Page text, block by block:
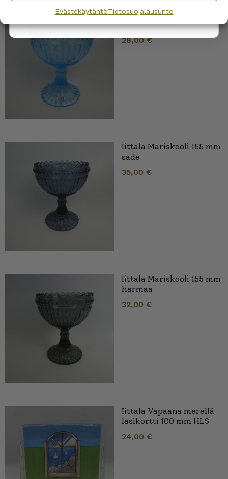
EvästekäytäntöTietosuojalausunto
Iittala Mariskooli 155 mm
vaaleansininen
28,00€
Iittala Mariskooli 155 mm
sade
35,00 €
Iittala Mariskooli 155 mm
harmaa
32,00 €
Iittala Vapaana merellä
lasikortti 100 mm HLS
24,00 €